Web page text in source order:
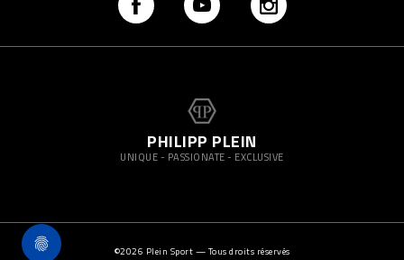
PHILIPP PLEIN
UNIQUE - PASSIONATE - EXCLUSIVE
©2026 Plein Sport — Tous droits réservés